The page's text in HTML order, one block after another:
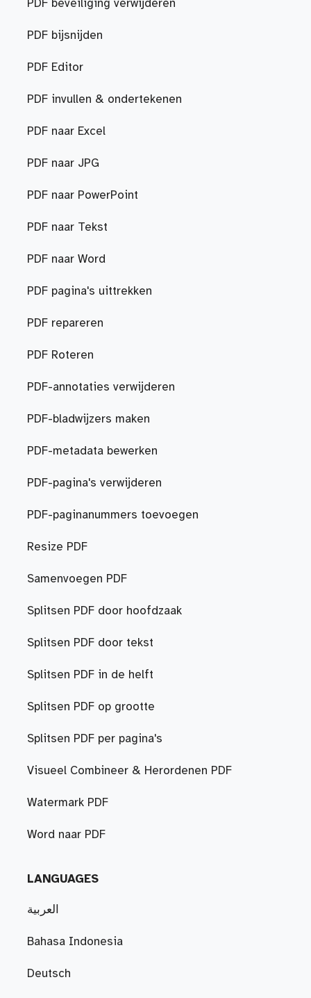
PDF beveiliging verwijderen
PDF bijsnijden
PDF Editor
PDF invullen & ondertekenen
PDF naar Excel
PDF naar JPG
PDF naar PowerPoint
PDF naar Tekst
PDF naar Word
PDF pagina's uittrekken
PDF repareren
PDF Roteren
PDF-annotaties verwijderen
PDF-bladwijzers maken
PDF-metadata bewerken
PDF-pagina's verwijderen
PDF-paginanummers toevoegen
Resize PDF
Samenvoegen PDF
Splitsen PDF door hoofdzaak
Splitsen PDF door tekst
Splitsen PDF in de helft
Splitsen PDF op grootte
Splitsen PDF per pagina's
Visueel Combineer & Herordenen PDF
Watermark PDF
Word naar PDF
LANGUAGES
العربية
Bahasa Indonesia
Deutsch